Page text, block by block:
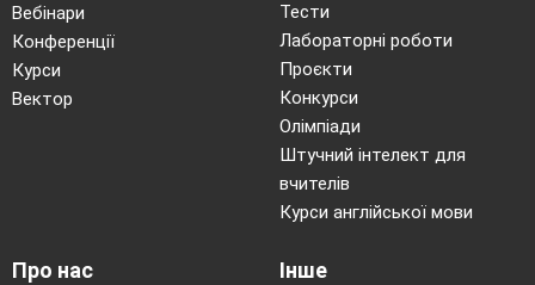
Вебінари
Конференції
Курси
Вектор
Тести
Лабораторні роботи
Проєкти
Конкурси
Олімпіади
Штучний інтелект для
вчителів
Курси англійської мови
Про нас Інше